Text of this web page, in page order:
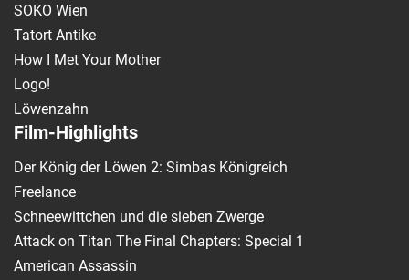
SOKO Wien
Tatort Antike
How I Met Your Mother
Logo!
Löwenzahn
Film-Highlights
Der König der Löwen 2: Simbas Königreich
Freelance
Schneewittchen und die sieben Zwerge
Attack on Titan The Final Chapters: Special 1
American Assassin